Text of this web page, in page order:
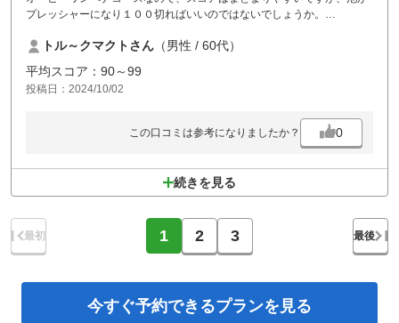
プレッシャーになり１００切ればいいのではないでしょうか。
ントの方に連絡したら、迅速な対応をして頂いてありがとう御座いまし
た。
また、機会が有りましたら西東京ゴルフ倶楽部さんにゴルフチャレンジ
に伺います。
トル～クマクトさん （男性 / 60代）
平均スコア：90～99
投稿日：2024/10/02
この口コミは参考になりましたか？ 0
続きを見る
最初 1 2 3 最後
今すぐ予約できるプランを見る